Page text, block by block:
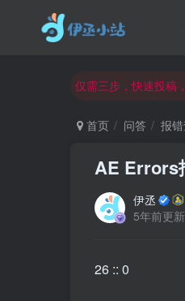
欢迎访问伊丞小站！
仅需三步，快速投稿
首页 问答 报
AE Errors
伊丞
5年前更新
26 :: 0